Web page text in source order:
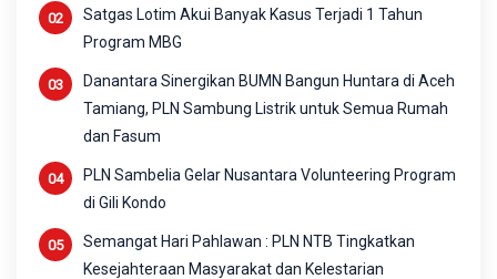
Satgas Lotim Akui Banyak Kasus Terjadi 1 Tahun
Program MBG
Danantara Sinergikan BUMN Bangun Huntara di Aceh
Tamiang, PLN Sambung Listrik untuk Semua Rumah
dan Fasum
PLN Sambelia Gelar Nusantara Volunteering Program
di Gili Kondo
Semangat Hari Pahlawan : PLN NTB Tingkatkan
Kesejahteraan Masyarakat dan Kelestarian